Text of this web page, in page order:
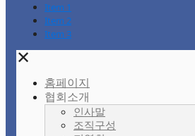
Item 1
Item 2
Item 3
✕
홈페이지
협회소개
인사말
조직구성